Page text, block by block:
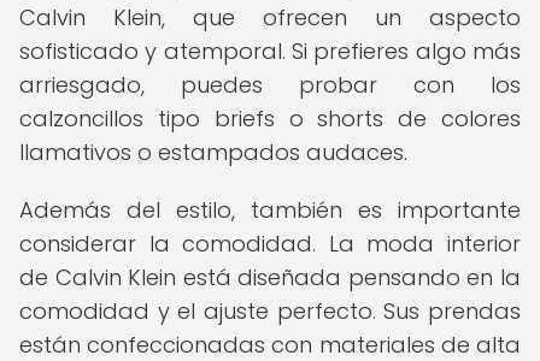
Calvin Klein, que ofrecen un aspecto
sofisticado y atemporal. Si prefieres algo más
arriesgado, puedes probar con los
calzoncillos tipo briefs o shorts de colores
llamativos o estampados audaces.
Además del estilo, también es importante
considerar la comodidad. La moda interior
de Calvin Klein está diseñada pensando en la
comodidad y el ajuste perfecto. Sus prendas
están confeccionadas con materiales de alta